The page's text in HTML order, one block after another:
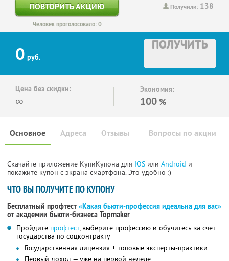
Получили: 138
ПОВТОРИТЬ АКЦИЮ
Человек проголосовало: 0
0 руб.
ПОЛУЧИТЬ
Цена без скидки:
∞
Экономия:
100 %
Основное Отзывы Вопросы по акции
Адреса
Скачайте приложение КупиКупона для IOS или Android и
покажите купон с экрана смартфона. Это удобно :)
ЧТО ВЫ ПОЛУЧИТЕ ПО КУПОНУ
Бесплатный профтест «Какая бьюти-профессия идеальна для вас»
от академии бьюти-бизнеса Topmaker
Пройдите профтест, выберите профессию и обучитесь за счет
государства по соцконтракту
Государственная лицензия + топовые эксперты-практики
Первый доход — уже на первой неделе